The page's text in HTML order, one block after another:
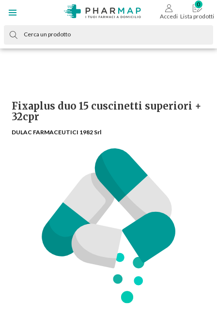
Accedi Lista prodotti
Fixaplus duo 15 cuscinetti superiori +
32cpr
DULAC FARMACEUTICI 1982 Srl